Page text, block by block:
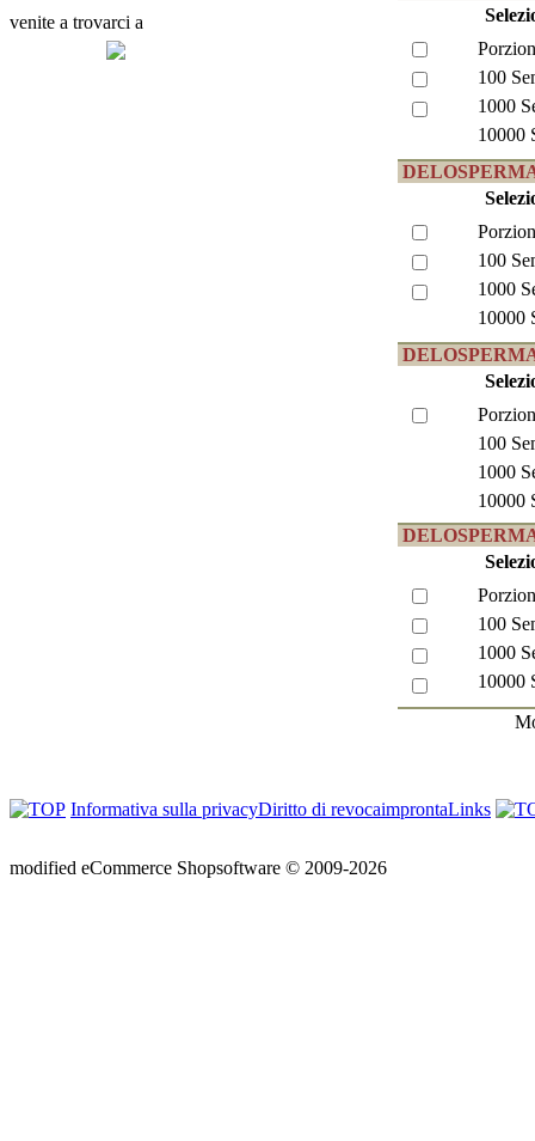
venite a trovarci a
100
1000
10000
100
1000
10000
100
1000
10000
100
1000
10000
Informativa sulla privacyDiritto di revocaimprontaLinks
modified eCommerce Shopsoftware © 2009-2026